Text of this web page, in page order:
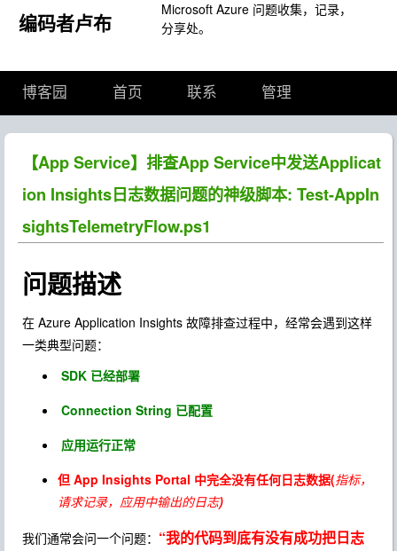
编码者卢布
Microsoft Azure 问题收集，记录，
分享处。
博客园 首页 联系 管理
【App Service】排查App Service中发送Applicat
ion Insights日志数据问题的神级脚本: Test-AppIn
sightsTelemetryFlow.ps1
问题描述
在 Azure Application Insights 故障排查过程中，经常会遇到这样
一类典型问题：
SDK 已经部署
Connection String 已配置
应用运行正常
但 App Insights Portal 中完全没有任何日志数据(指标，
请求记录，应用中输出的日志)
我们通常会问一个问题： “我的代码到底有没有成功把日志